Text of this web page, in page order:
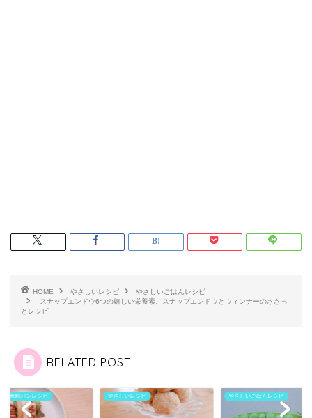
HOME やさしいレシピ
やさしいごはんレシピ
スナップエンドウ6つの嬉しい栄養素。スナップエンドウとウィンナーのささっ
とレシピ
RELATED POST
いレシピ やさしいごはんレシピ やさしい米粉パンレシピ